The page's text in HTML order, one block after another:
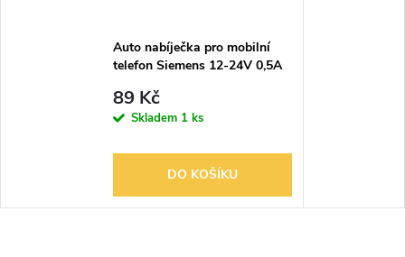
Auto nabíječka pro mobilní
telefon Siemens 12-24V 0,5A
89 Kč
Skladem 1 ks
DO KOŠÍKU